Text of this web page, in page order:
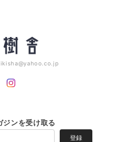
ジンを受け取る
登録